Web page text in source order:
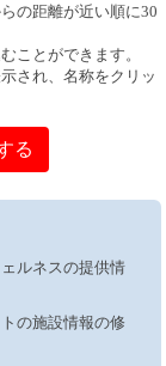
の距離が近い順に30
ことができます。
され、名称をクリッ
る
ルネスの提供情
の施設情報の修